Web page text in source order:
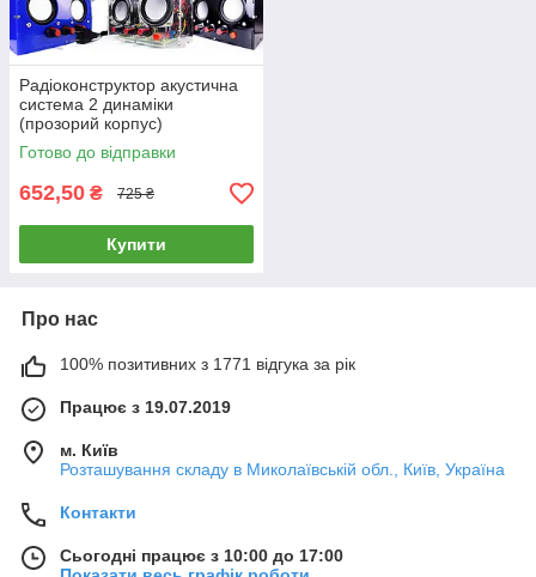
Радіоконструктор акустична
система 2 динаміки
(прозорий корпус)
Готово до відправки
652,50 ₴ 725 ₴
Купити
Про нас
100% позитивних з 1771 відгука за рік
Працює з 19.07.2019
м. Київ
Розташування складу в Миколаївській обл., Київ, Україна
Контакти
Сьогодні працює з 10:00 до 17:00